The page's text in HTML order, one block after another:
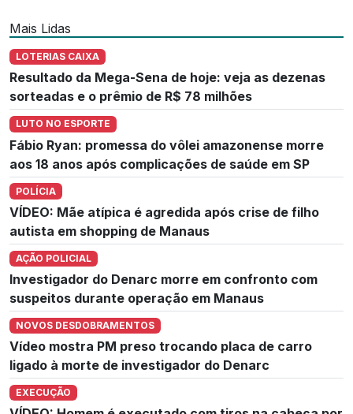
Mais Lidas
LOTERIAS CAIXA
Resultado da Mega-Sena de hoje: veja as dezenas
sorteadas e o prêmio de R$ 78 milhões
LUTO NO ESPORTE
Fábio Ryan: promessa do vôlei amazonense morre
aos 18 anos após complicações de saúde em SP
POLÍCIA
VÍDEO: Mãe atípica é agredida após crise de filho
autista em shopping de Manaus
AÇÃO POLICIAL
Investigador do Denarc morre em confronto com
suspeitos durante operação em Manaus
NOVOS DESDOBRAMENTOS
Vídeo mostra PM preso trocando placa de carro
ligado à morte de investigador do Denarc
EXECUÇÃO